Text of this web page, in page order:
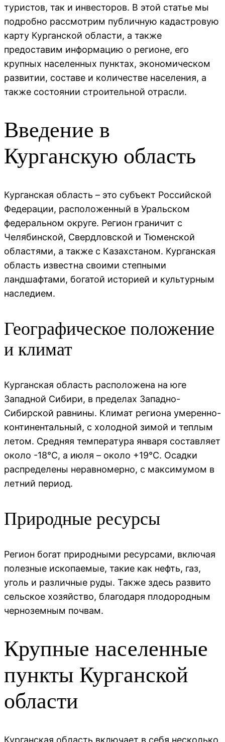
туристов, так и инвесторов. В этой статье мы
подробно рассмотрим публичную кадастровую
карту Курганской области, а также
предоставим информацию о регионе, его
крупных населенных пунктах, экономическом
развитии, составе и количестве населения, а
также состоянии строительной отрасли.
Введение в
Курганскую область
Курганская область – это субъект Российской
Федерации, расположенный в Уральском
федеральном округе. Регион граничит с
Челябинской, Свердловской и Тюменской
областями, а также с Казахстаном. Курганская
область известна своими степными
ландшафтами, богатой историей и культурным
наследием.
Географическое положение
и климат
Курганская область расположена на юге
Западной Сибири, в пределах Западно-
Сибирской равнины. Климат региона умеренно-
континентальный, с холодной зимой и теплым
летом. Средняя температура января составляет
около -18°C, а июля – около +19°C. Осадки
распределены неравномерно, с максимумом в
летний период.
Природные ресурсы
Регион богат природными ресурсами, включая
полезные ископаемые, такие как нефть, газ,
уголь и различные руды. Также здесь развито
сельское хозяйство, благодаря плодородным
черноземным почвам.
Крупные населенные
пункты Курганской
области
Курганская область включает в себя несколько